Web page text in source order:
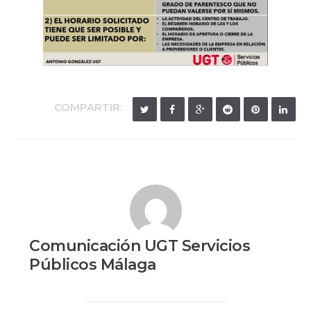
COMPARTIR:
Comunicación UGT Servicios
Públicos Málaga